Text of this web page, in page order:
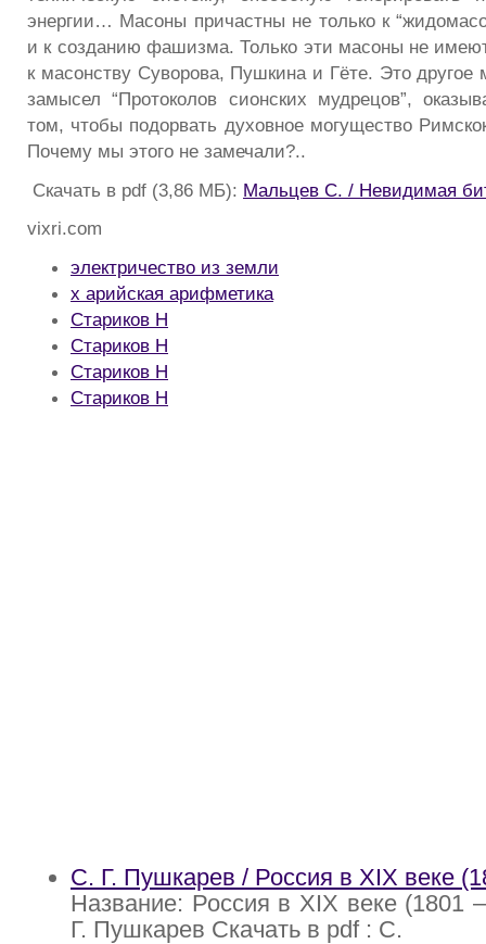
энергии… Масоны причастны не только к
и к созданию фашизма. Только эти масоны не
к масонству Суворова, Пушкина и Гёте. Это
замысел “Протоколов сионских мудрецов”,
том, чтобы подорвать духовное могущество
Почему мы этого не замечали?..
Скачать в pdf (3,86 МБ): Мальцев С. / Невидимая
vixri.com
электричество из земли
х арийская арифметика
Стариков Н
Стариков Н
Стариков Н
Стариков Н
С. Г. Пушкарев / Россия в XIX веке
Название: Россия в XIX веке (1801
Г. Пушкарев Скачать в pdf : С.